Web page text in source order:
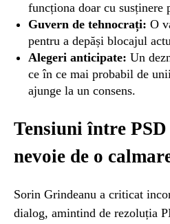
funcționa doar cu susținere
Guvern de tehnocrați: O
pentru a depăși blocajul
Alegeri anticipate: Un
ce în ce mai probabil de
ajunge la un consens.
Tensiuni între
nevoie de o
Sorin Grindeanu a criticat
dialog, amintind de rezoluția